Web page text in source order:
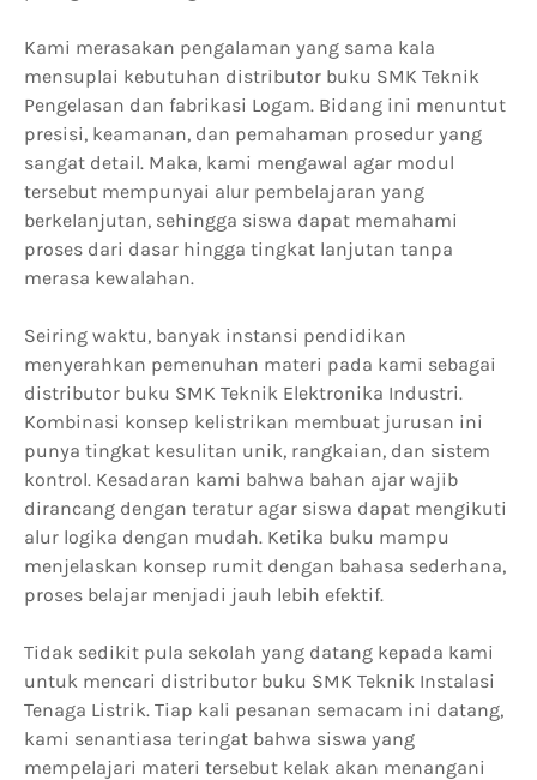
Kami merasakan pengalaman yang sama kala
mensuplai kebutuhan distributor buku SMK Teknik
Pengelasan dan fabrikasi Logam. Bidang ini menuntut
presisi, keamanan, dan pemahaman prosedur yang
sangat detail. Maka, kami mengawal agar modul
tersebut mempunyai alur pembelajaran yang
berkelanjutan, sehingga siswa dapat memahami
proses dari dasar hingga tingkat lanjutan tanpa
merasa kewalahan.
Seiring waktu, banyak instansi pendidikan
menyerahkan pemenuhan materi pada kami sebagai
distributor buku SMK Teknik Elektronika Industri.
Kombinasi konsep kelistrikan membuat jurusan ini
punya tingkat kesulitan unik, rangkaian, dan sistem
kontrol. Kesadaran kami bahwa bahan ajar wajib
dirancang dengan teratur agar siswa dapat mengikuti
alur logika dengan mudah. Ketika buku mampu
menjelaskan konsep rumit dengan bahasa sederhana,
proses belajar menjadi jauh lebih efektif.
Tidak sedikit pula sekolah yang datang kepada kami
untuk mencari distributor buku SMK Teknik Instalasi
Tenaga Listrik. Tiap kali pesanan semacam ini datang,
kami senantiasa teringat bahwa siswa yang
mempelajari materi tersebut kelak akan menangani